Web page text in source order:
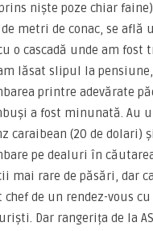
niște poze chiar
metri de conac, se află
o cascadă unde am fost
lăsat slipul la
printre adevărate
a fost minunată. Au
caraibean (20 de dolari)
pe dealuri în
mai rare de păsări, dar
chef de un rendez-vous
Dar rangerița de la